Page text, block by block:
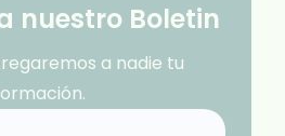
nuestro Boletin
a nadie tu